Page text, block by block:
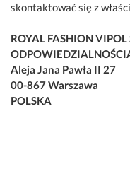
skontaktować się z
ROYAL FASHION
Aleja Jana Pawła II 27
00-867 Warszawa
POLSKA